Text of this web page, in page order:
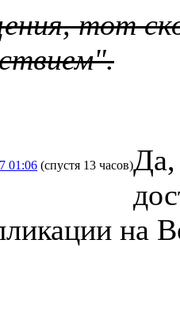
тот
01:06 (спустя 13 часов)Да,
на